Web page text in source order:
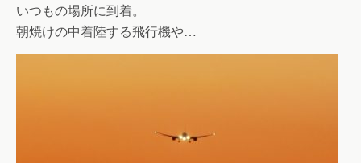
いつもの場所に到着。
朝焼けの中着陸する飛行機や…